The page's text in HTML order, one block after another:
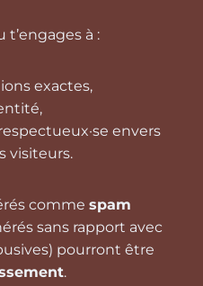
à :
exactes,
envers
visiteurs.
comme spam
sans rapport avec
pourront être
.